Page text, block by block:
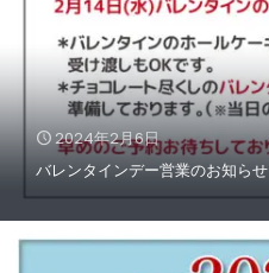
2024年2月6日
バレンタインデー営業のお知らせ